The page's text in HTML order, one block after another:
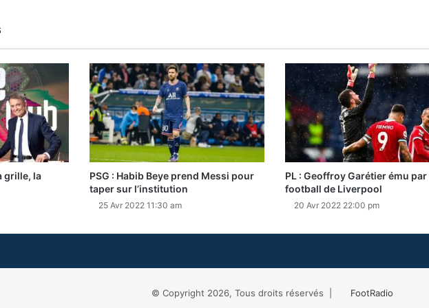
grille, la
PSG : Habib Beye prend Messi pour
taper sur l’institution
25 Avr 2022 11:30 am
PL : Geoffroy Garétier ému par
football de Liverpool
20 Avr 2022 22:00 pm
© Copyright 2026, Tous droits réservés | FootRadio